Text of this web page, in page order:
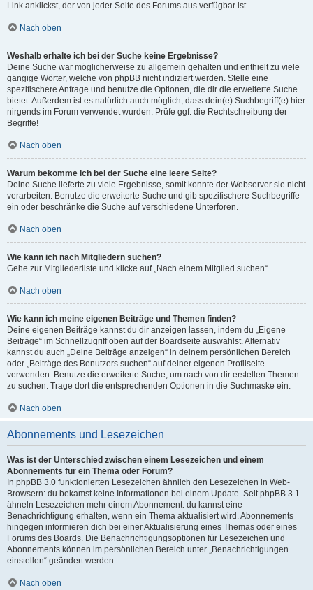
Link anklickst, der von jeder Seite des Forums aus verfügbar ist.
Nach oben
Weshalb erhalte ich bei der Suche keine Ergebnisse?
Deine Suche war möglicherweise zu allgemein gehalten und enthielt zu viele
gängige Wörter, welche von phpBB nicht indiziert werden. Stelle eine
spezifischere Anfrage und benutze die Optionen, die dir die erweiterte Suche
bietet. Außerdem ist es natürlich auch möglich, dass dein(e) Suchbegriff(e) hier
nirgends im Forum verwendet wurden. Prüfe ggf. die Rechtschreibung der
Begriffe!
Nach oben
Warum bekomme ich bei der Suche eine leere Seite?
Deine Suche lieferte zu viele Ergebnisse, somit konnte der Webserver sie nicht
verarbeiten. Benutze die erweiterte Suche und gib spezifischere Suchbegriffe
ein oder beschränke die Suche auf verschiedene Unterforen.
Nach oben
Wie kann ich nach Mitgliedern suchen?
Gehe zur Mitgliederliste und klicke auf „Nach einem Mitglied suchen“.
Nach oben
Wie kann ich meine eigenen Beiträge und Themen finden?
Deine eigenen Beiträge kannst du dir anzeigen lassen, indem du „Eigene
Beiträge“ im Schnellzugriff oben auf der Boardseite auswählst. Alternativ
kannst du auch „Deine Beiträge anzeigen“ in deinem persönlichen Bereich
oder „Beiträge des Benutzers suchen“ auf deiner eigenen Profilseite
verwenden. Benutze die erweiterte Suche, um nach von dir erstellen Themen
zu suchen. Trage dort die entsprechenden Optionen in die Suchmaske ein.
Nach oben
Abonnements und Lesezeichen
Was ist der Unterschied zwischen einem Lesezeichen und einem
Abonnements für ein Thema oder Forum?
In phpBB 3.0 funktionierten Lesezeichen ähnlich den Lesezeichen in Web-
Browsern: du bekamst keine Informationen bei einem Update. Seit phpBB 3.1
ähneln Lesezeichen mehr einem Abonnement: du kannst eine
Benachrichtigung erhalten, wenn ein Thema aktualisiert wird. Abonnements
hingegen informieren dich bei einer Aktualisierung eines Themas oder eines
Forums des Boards. Die Benachrichtigungsoptionen für Lesezeichen und
Abonnements können im persönlichen Bereich unter „Benachrichtigungen
einstellen“ geändert werden.
Nach oben